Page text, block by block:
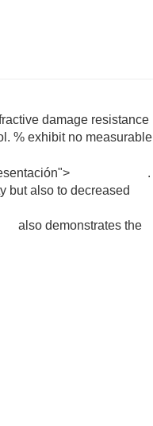
damage resistance
% exhibit no measurable
.
but also to decreased
also demonstrates the